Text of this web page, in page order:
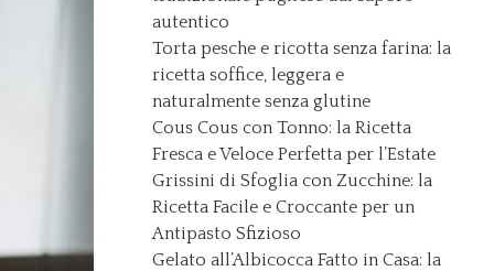
autentico
Torta pesche e ricotta senza farina: la
ricetta soffice, leggera e
naturalmente senza glutine
Cous Cous con Tonno: la Ricetta
Fresca e Veloce Perfetta per l’Estate
Grissini di Sfoglia con Zucchine: la
Ricetta Facile e Croccante per un
Antipasto Sfizioso
Gelato all’Albicocca Fatto in Casa: la